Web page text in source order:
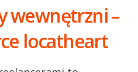
wewnętrzni –
locatheart